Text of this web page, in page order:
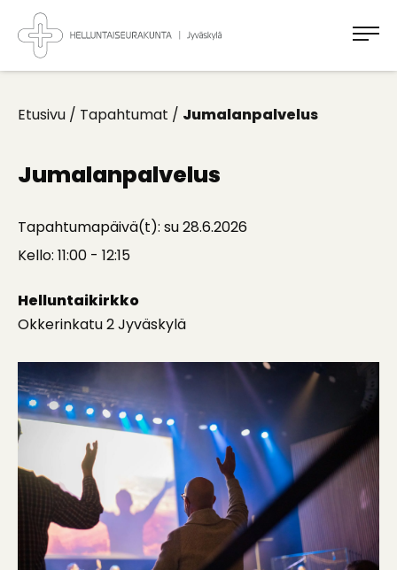
Takaisin
ylös
Jyväskylän
Helluntaiseurakunta
Koti
Etusivu / Tapahtumat / Jumalanpalvelus
Jumalanpalvelus
Tapahtumapäivä(t): su 28.6.2026
Kello: 11:00 - 12:15
Helluntaikirkko
Okkerinkatu 2 Jyväskylä